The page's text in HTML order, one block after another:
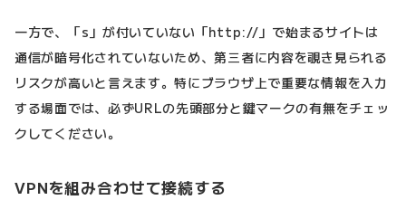
一方で、「s」が付いていない「http://」で始まるサイトは
通信が暗号化されていないため、第三者に内容を覗き見られる
リスクが高いと言えます。特にブラウザ上で重要な情報を入力
する場面では、必ずURLの先頭部分と鍵マークの有無をチェッ
クしてください。
VPNを組み合わせて接続する